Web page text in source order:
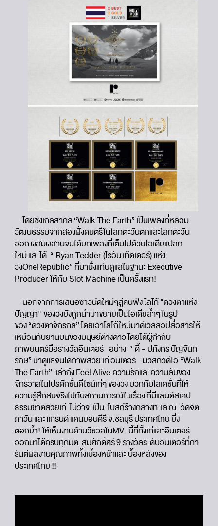
โดยซิงเกิลสากล “Walk The Earth” เป็นเพลงที่หลอม
วัฒนธรรมจากสองฝั่งดนตรีในโลกตะวันตกและโลกตะวัน
ออก ผสมผสานจนได้บทเพลงที่เต็มไปด้วยไอเดียแปลก
ใหม่ และได้ “ Ryan Tedder (ไรอัน เท็ดเดอร์) แห่ง
วงOneRepublic” ที่มานั่งแท่นดูแลในฐานะ Executive
Producer ให้กับ Slot Machine เป็นครั้งแรก!
นอกจากการเสนอซาวน์ดใหม่ๆสู่คนฟัง โลโก้ "ดวงตาแห่ง
ปัญญา" ของวงยังถูกนำมาขยายเป็นไอเดียล้ำๆ ในรูป
ของ “ดวงตาจักรกล” โดยเอาโลโก้ใหม่มาดีเวลลอปสื่อสารให้
เหมือนกับยานบินของมนุษย์ต่างดาว โดยได้ผู้กำกับ
ภาพยนตร์มือรางวัลอินเตอร์ อย่าง “ ดี้ - ปภังกร ปัญจันท
รักษ์” มาดูแลจนได้ภาพสวย เท่ อินเตอร์ มิวสิกวิดีโอ “Walk
The Earth” เล่าถึง Feel Alive ความรักและความลับของ
จักรวาลในโปรดักชั่นดีไซน์เท่ๆ ของวง บวกกับโลเคชั่นที่ให้
ความรู้สึกสมจริงไปกับสถานการณ์ในเรื่อง ที่มีแลนด์สเคป
ธรรมชาติสวยเท่ ไม่ว่าจะเป็น โบสถ์ร้างกลางทะเล ณ. วัดจิต
ภาวัน และ แกรนด์ แคนยอนคีรี จ.ชลบุรี ประเทศไทย ยิ่ง
ตอกย้ำ! ให้เห็นงานด้านวิชวลในMV. นี้ที่ทั้งเท่และอินเตอร์
ออกมาได้ครบทุกมิติ สมศักดิ์ศรี 9 รางวัลระดับอินเตอร์ที่กา
รันตีผลงานคุณภาพทั้งเบื้องหน้าและเบื้องหลังของ
ประเทศไทย !!